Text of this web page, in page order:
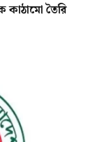
কাঠামো তৈরি